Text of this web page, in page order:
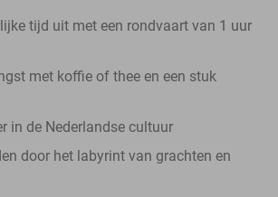
tijd uit met een rondvaart van 1 uur
met koffie of thee en een stuk
in de Nederlandse cultuur
door het labyrint van grachten en